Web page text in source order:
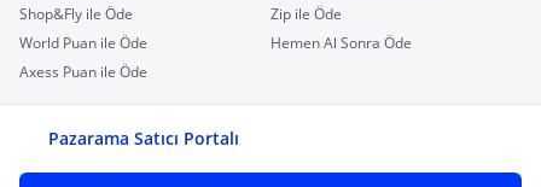
Shop&Fly ile Öde
Zip ile Öde
World Puan ile Öde
Hemen Al Sonra Öde
Axess Puan ile Öde
Pazarama Satıcı Portalı